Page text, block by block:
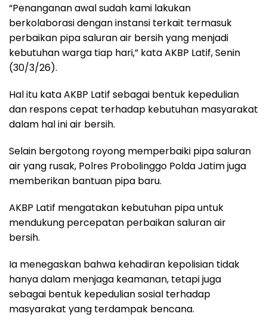
“Penanganan awal sudah kami lakukan
berkolaborasi dengan instansi terkait termasuk
perbaikan pipa saluran air bersih yang menjadi
kebutuhan warga tiap hari,” kata AKBP Latif, Senin
(30/3/26).
Hal itu kata AKBP Latif sebagai bentuk kepedulian
dan respons cepat terhadap kebutuhan masyarakat
dalam hal ini air bersih.
Selain bergotong royong memperbaiki pipa saluran
air yang rusak, Polres Probolinggo Polda Jatim juga
memberikan bantuan pipa baru.
AKBP Latif mengatakan kebutuhan pipa untuk
mendukung percepatan perbaikan saluran air
bersih.
Ia menegaskan bahwa kehadiran kepolisian tidak
hanya dalam menjaga keamanan, tetapi juga
sebagai bentuk kepedulian sosial terhadap
masyarakat yang terdampak bencana.